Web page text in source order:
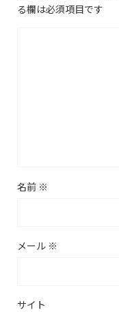
る欄は必須項目です
名前 ※
メール ※
サイト